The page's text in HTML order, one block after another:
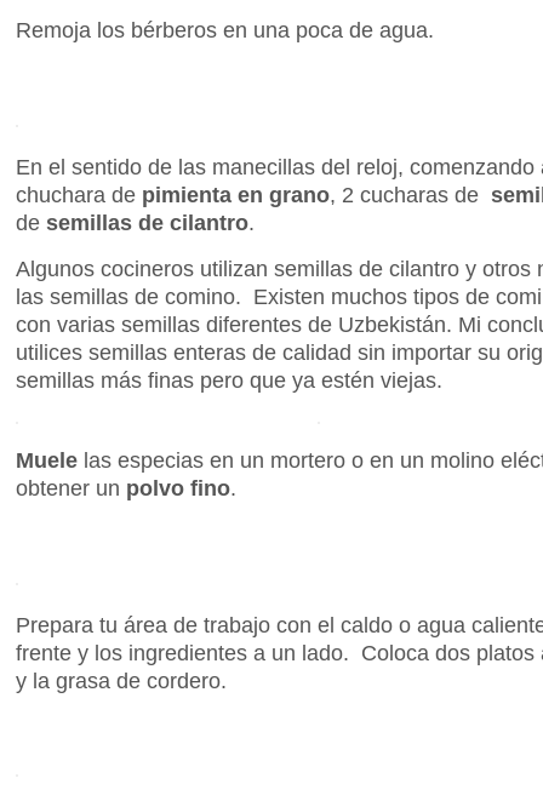
Remoja los bérberos en una poca de agua.
En el sentido de las manecillas del reloj,
chuchara de pimienta en grano, 2 cucharas de
de semillas de cilantro.
Algunos cocineros utilizan semillas de cilantro y otros
las semillas de comino. Existen muchos tipos de
con varias semillas diferentes de Uzbekistán. Mi
utilices semillas enteras de calidad sin importar su
semillas más finas pero que ya estén viejas.
Muele las especias en un mortero o en un molino
obtener un polvo fino.
Prepara tu área de trabajo con el caldo o agua
frente y los ingredientes a un lado. Coloca dos
y la grasa de cordero.